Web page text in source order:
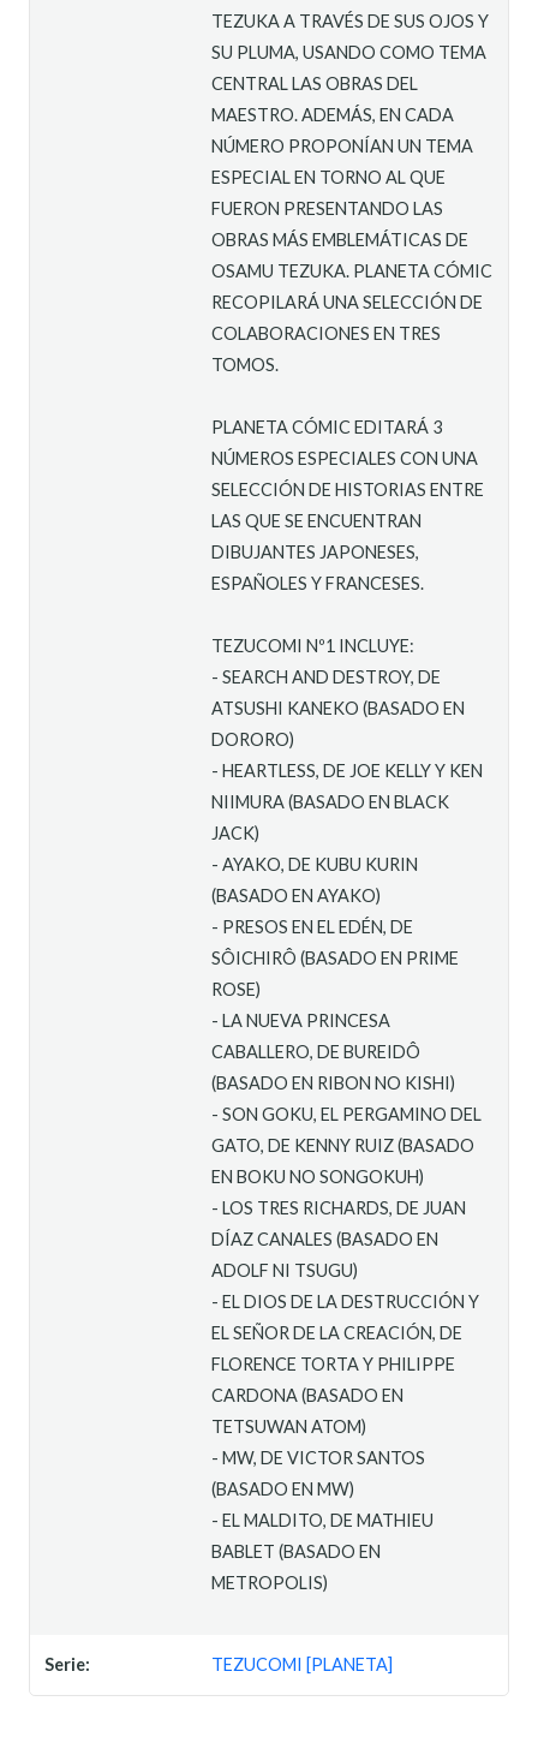
TEZUKA A TRAVÉS DE SUS OJOS Y
SU PLUMA, USANDO COMO TEMA
CENTRAL LAS OBRAS DEL
MAESTRO. ADEMÁS, EN CADA
NÚMERO PROPONÍAN UN TEMA
ESPECIAL EN TORNO AL QUE
FUERON PRESENTANDO LAS
OBRAS MÁS EMBLEMÁTICAS DE
OSAMU TEZUKA. PLANETA CÓMIC
RECOPILARÁ UNA SELECCIÓN DE
COLABORACIONES EN TRES
TOMOS.
PLANETA CÓMIC EDITARÁ 3
NÚMEROS ESPECIALES CON UNA
SELECCIÓN DE HISTORIAS ENTRE
LAS QUE SE ENCUENTRAN
DIBUJANTES JAPONESES,
ESPAÑOLES Y FRANCESES.
TEZUCOMI Nº1 INCLUYE:
- SEARCH AND DESTROY, DE
ATSUSHI KANEKO (BASADO EN
DORORO)
- HEARTLESS, DE JOE KELLY Y KEN
NIIMURA (BASADO EN BLACK
JACK)
- AYAKO, DE KUBU KURIN
(BASADO EN AYAKO)
- PRESOS EN EL EDÉN, DE
SÔICHIRÔ (BASADO EN PRIME
ROSE)
- LA NUEVA PRINCESA
CABALLERO, DE BUREIDÔ
(BASADO EN RIBON NO KISHI)
- SON GOKU, EL PERGAMINO DEL
GATO, DE KENNY RUIZ (BASADO
EN BOKU NO SONGOKUH)
- LOS TRES RICHARDS, DE JUAN
DÍAZ CANALES (BASADO EN
ADOLF NI TSUGU)
- EL DIOS DE LA DESTRUCCIÓN Y
EL SEÑOR DE LA CREACIÓN, DE
FLORENCE TORTA Y PHILIPPE
CARDONA (BASADO EN
TETSUWAN ATOM)
- MW, DE VICTOR SANTOS
(BASADO EN MW)
- EL MALDITO, DE MATHIEU
BABLET (BASADO EN
METROPOLIS)
Serie: TEZUCOMI [PLANETA]